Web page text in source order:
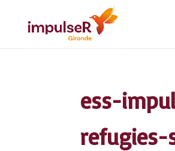
ess-
refugies-